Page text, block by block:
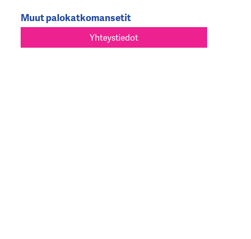
Muut palokatkomansetit
Yhteystiedot